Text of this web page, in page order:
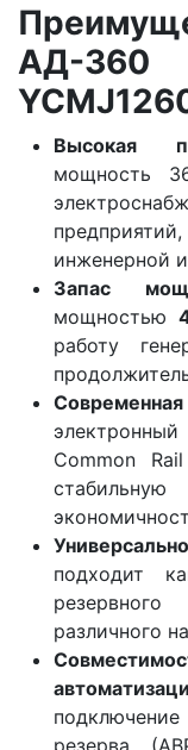
АД-360
Высокая
мощность
инженерной
Запас
мощностью
работу
Common
подходит
различного
резерва